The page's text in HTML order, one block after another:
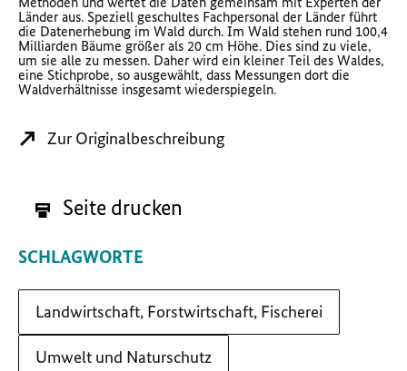
Länder aus. Speziell geschultes Fachpersonal der Länder führt
die Datenerhebung im Wald durch. Im Wald stehen rund 100,4
Milliarden Bäume größer als 20 cm Höhe. Dies sind zu viele,
um sie alle zu messen. Daher wird ein kleiner Teil des Waldes,
eine Stichprobe, so ausgewählt, dass Messungen dort die
Waldverhältnisse insgesamt wiederspiegeln.
Zur Originalbeschreibung
Seite drucken
SCHLAGWORTE
Landwirtschaft, Forstwirtschaft, Fischerei
Umwelt und Naturschutz